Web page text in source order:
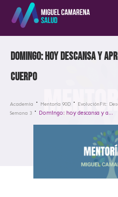
Domingo: hoy descansa y
cuerpo
Academia Mentoría 90D
EvoluciónFit:
Semana 3
Domingo: hoy descansa y aprende cómo funciona tu cuerpo